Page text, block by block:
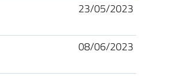
23/05/2023
08/06/2023